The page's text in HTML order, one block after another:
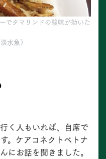
でタマリンドの酸味が効いた
水魚）
く人もいれば、自席で
。ケアコネクトベトナ
にお話を聞きました。